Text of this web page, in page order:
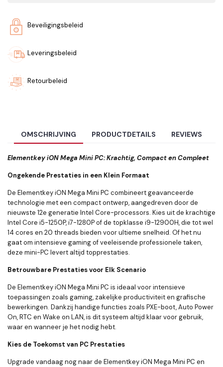
Beveiligingsbeleid
Leveringsbeleid
Retourbeleid
OMSCHRIJVING PRODUCTDETAILS REVIEWS
Elementkey iON Mega Mini PC: Krachtig, Compact en Compleet
Ongekende Prestaties in een Klein Formaat
De Elementkey iON Mega Mini PC combineert geavanceerde
technologie met een compact ontwerp, aangedreven door de
nieuwste 12e generatie Intel Core-processors. Kies uit de krachtige
Intel Core i5-1250P, i7-1280P of de topklasse i9-12900H, die tot wel
14 cores en 20 threads bieden voor ultieme snelheid. Of het nu
gaat om intensieve gaming of veeleisende professionele taken,
deze mini-PC levert altijd topprestaties.
Betrouwbare Prestaties voor Elk Scenario
De Elementkey iON Mega Mini PC is ideaal voor intensieve
toepassingen zoals gaming, zakelijke productiviteit en grafische
bewerkingen. Dankzij handige functies zoals PXE-boot, Auto Power
On, RTC en Wake on LAN, is dit systeem altijd klaar voor gebruik,
waar en wanneer je het nodig hebt.
Kies de Toekomst van PC Prestaties
Upgrade vandaag nog naar de Elementkey iON Mega Mini PC en